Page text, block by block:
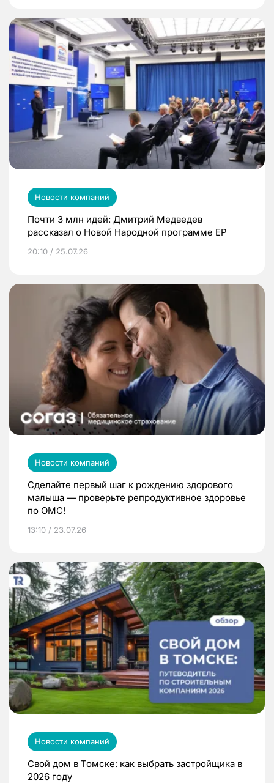
Новости компаний
Почти 3 млн идей: Дмитрий Медведев
рассказал о Новой Народной программе ЕР
20:10 / 25.07.26
Новости компаний
Сделайте первый шаг к рождению здорового
малыша — проверьте репродуктивное здоровье
по ОМС!
13:10 / 23.07.26
Новости компаний
Свой дом в Томске: как выбрать застройщика в
2026 году